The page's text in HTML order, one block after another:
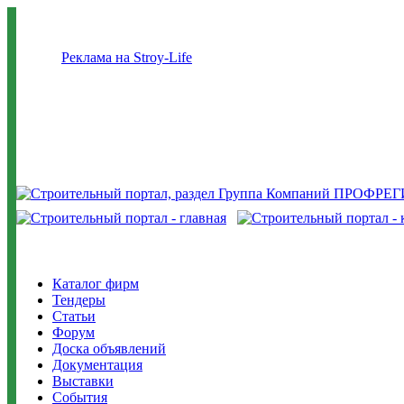
Реклама на Stroy-Life
Каталог фирм
Тендеры
Статьи
Форум
Доска объявлений
Документация
Выставки
События